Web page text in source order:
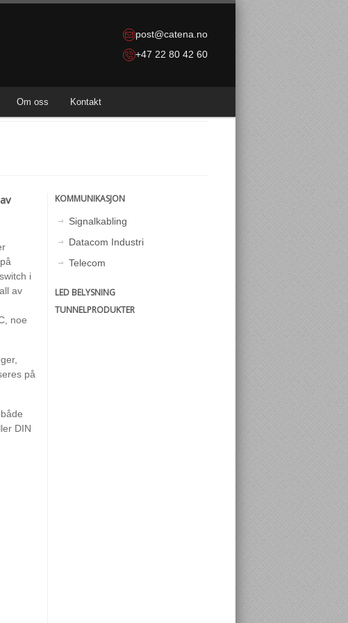
post@catena.no
+47 22 80 42 60
Om oss Kontakt
i
av
noe
på
DIN
KOMMUNIKASJON
Signalkabling
Datacom Industri
Telecom
LED BELYSNING
TUNNELPRODUKTER